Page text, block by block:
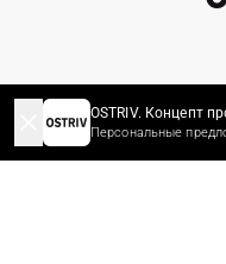
OSTRIV. Концепт
Персональные